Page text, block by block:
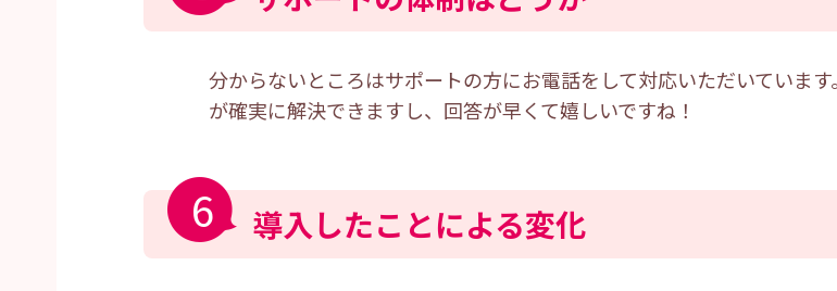
分からないところはサポートの方にお電話をして対応いただいていま
が確実に解決できますし、回答が早くて嬉しいですね！
6 導入したことによる変化